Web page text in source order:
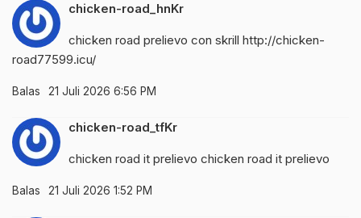
chicken-road_hnKr
chicken road prelievo con skrill http://chicken-
road77599.icu/
Balas 21 Juli 2026 6:56 PM
chicken-road_tfKr
chicken road it prelievo chicken road it prelievo
Balas 21 Juli 2026 1:52 PM